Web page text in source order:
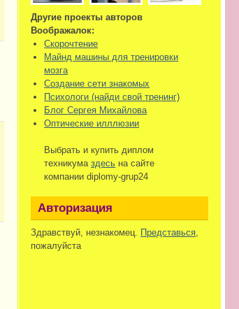
Другие проекты авторов
Воображалок:
Скорочтение
Майнд машины для тренировки
мозга
Создание сети знакомых
Психологи (найди свой тренинг)
Блог Сергея Михайлова
Оптические илллюзии
Выбрать и купить диплом
техникумаздесь на сайте
компании diplomy-grup24
Авторизация
Здравствуй, незнакомец. Представься,
пожалуйста